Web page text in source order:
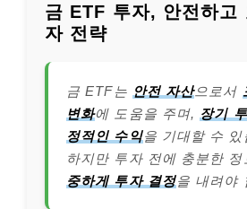
금 ETF 투자, 안전하고
자 전략
금 ETF는 안전 자산으로서
변화에 도움을 주며, 장기
정적인 수익을 기대할 수 있
하지만 투자 전에 충분한 정
중하게 투자 결정을 내려야